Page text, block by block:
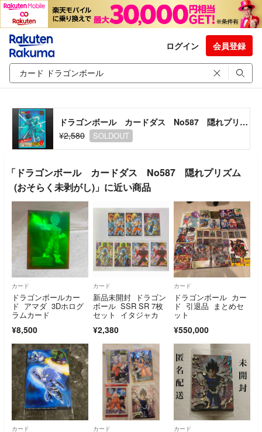
ログイン 会員登録
ドラゴンボール カードダス No587 隠れプリズム(おそらく未剥がし)
¥2,580
SOLDOUT
「ドラゴンボール カードダス No587 隠れプリズム
(おそらく未剥がし)」に近い商品
カード
ドラゴンボールカー
ド アマダ 3Dホログ
ラムカード
¥8,500
カード
新品未開封 ドラゴン
ボール SSR SR 7枚
セット イタジャカ
¥2,380
カード
ドラゴンボール カー
ド 引退品 まとめセ
ット
¥550,000
カード カード カード